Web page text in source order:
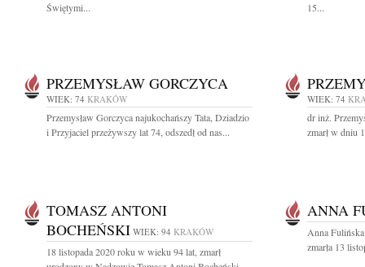
Świętymi...
15...
PRZEMYSŁAW GORCZYCA
WIEK: 74 KRAKÓW
Przemysław Gorczyca najukochańszy Tata, Dziadzio
i Przyjaciel przeżywszy lat 74, odszedł od nas...
WIEK: 74
dr inż.
zmarł w dniu
TOMASZ ANTONI
BOCHEŃSKI WIEK: 94 KRAKÓW
18 listopada 2020 roku w wieku 94 lat, zmarł
ANNA
Anna
zmarła 13